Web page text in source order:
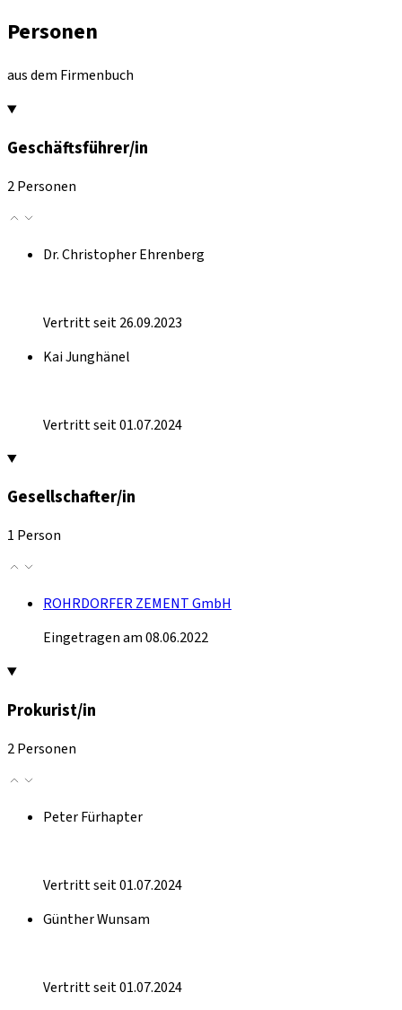
Personen
aus dem Firmenbuch
Geschäftsführer/in
2 Personen
Dr. Christopher Ehrenberg
Vertritt seit 26.09.2023
Kai Junghänel
Vertritt seit 01.07.2024
Gesellschafter/in
1 Person
ROHRDORFER ZEMENT GmbH
Eingetragen am 08.06.2022
Prokurist/in
2 Personen
Peter Fürhapter
Vertritt seit 01.07.2024
Günther Wunsam
Vertritt seit 01.07.2024